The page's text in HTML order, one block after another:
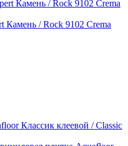
Камень / Rock 9102 Crema